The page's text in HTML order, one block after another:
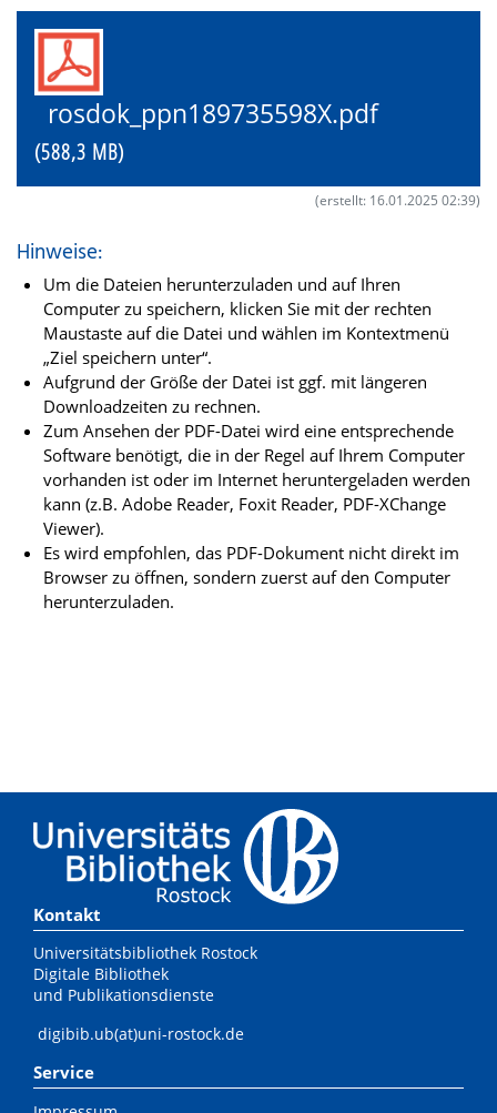
rosdok_ppn189735598X.pdf
(588,3 MB)
(erstellt: 16.01.2025 02:39)
Hinweise:
Um die Dateien herunterzuladen und auf Ihren
Computer zu speichern, klicken Sie mit der rechten
Maustaste auf die Datei und wählen im Kontextmenü
„Ziel speichern unter“.
Aufgrund der Größe der Datei ist ggf. mit längeren
Downloadzeiten zu rechnen.
Zum Ansehen der PDF-Datei wird eine entsprechende
Software benötigt, die in der Regel auf Ihrem Computer
vorhanden ist oder im Internet heruntergeladen werden
kann (z.B. Adobe Reader, Foxit Reader, PDF-XChange
Viewer).
Es wird empfohlen, das PDF-Dokument nicht direkt im
Browser zu öffnen, sondern zuerst auf den Computer
herunterzuladen.
Kontakt
Universitätsbibliothek Rostock
Digitale Bibliothek
und Publikationsdienste
digibib.ub(at)uni-rostock.de
Service